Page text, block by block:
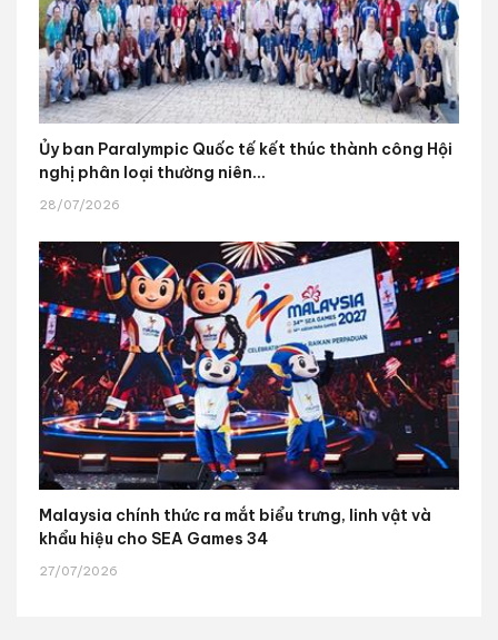
Ủy ban Paralympic Quốc tế kết thúc thành công Hội
nghị phân loại thường niên...
28/07/2026
Malaysia chính thức ra mắt biểu trưng, linh vật và
khẩu hiệu cho SEA Games 34
27/07/2026